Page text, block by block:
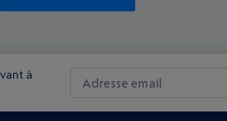
à
Adresse email